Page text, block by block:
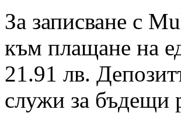
За записване с
към плащане на
21.91 лв.
служи за бъдещи